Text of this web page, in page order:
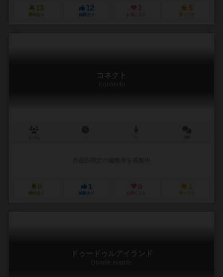
13
興味あり
12
経験あり
1
お気に入り
5
持ってる
コネクト
Connecto
0
興味あり
1
経験あり
0
お気に入り
1
持ってる
ドゥードゥルアイランド
Doodle Islands